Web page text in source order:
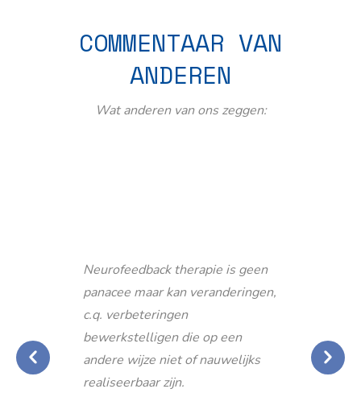
COMMENTAAR VAN
ANDEREN
Wat anderen van ons zeggen:
Neurofeedback therapie is geen
panacee maar kan veranderingen,
c.q. verbeteringen
bewerkstelligen die op een
andere wijze niet of nauwelijks
realiseerbaar zijn.